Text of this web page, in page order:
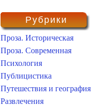
Рубрики
Проза. Историческая
Проза. Современная
Психология
Публицистика
Путешествия и география
Развлечения